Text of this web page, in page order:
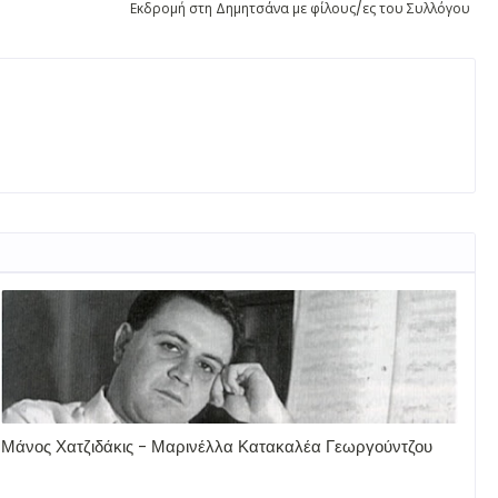
Εκδρομή στη Δημητσάνα με φίλους/ες του Συλλόγου
Μάνος Χατζιδάκις - Μαρινέλλα Κατακαλέα Γεωργούντζου